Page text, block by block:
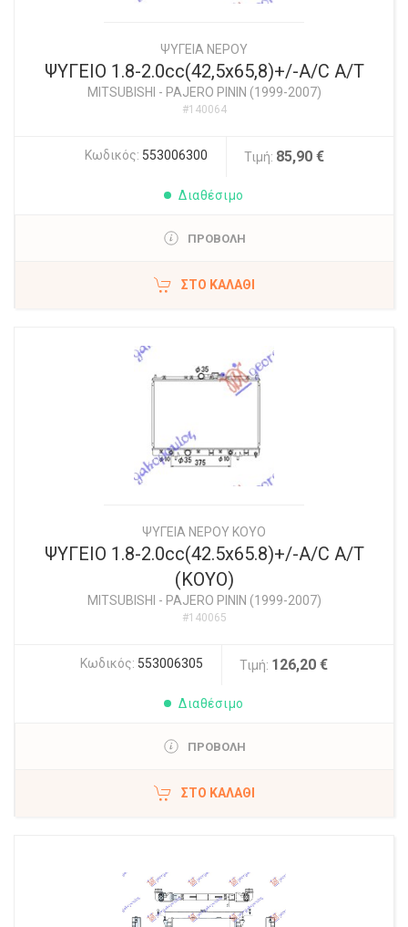
ΨΥΓΕΙΑ ΝΕΡΟΥ
ΨΥΓΕΙΟ 1.8-2.0cc(42,5x65,8)+/-A/C A/T
MITSUBISHI - PAJERO PININ (1999-2007)
#140064
Κωδικός: 553006300 Τιμή: 85,90 €
Διαθέσιμο
ΠΡΟΒΟΛΗ
ΣΤΟ ΚΑΛΆΘΙ
ΨΥΓΕΙΑ ΝΕΡΟΥ ΚΟΥΟ
ΨΥΓΕΙΟ 1.8-2.0cc(42.5x65.8)+/-A/C A/T
(KOYO)
MITSUBISHI - PAJERO PININ (1999-2007)
#140065
Κωδικός: 553006305 Τιμή: 126,20 €
Διαθέσιμο
ΠΡΟΒΟΛΗ
ΣΤΟ ΚΑΛΆΘΙ